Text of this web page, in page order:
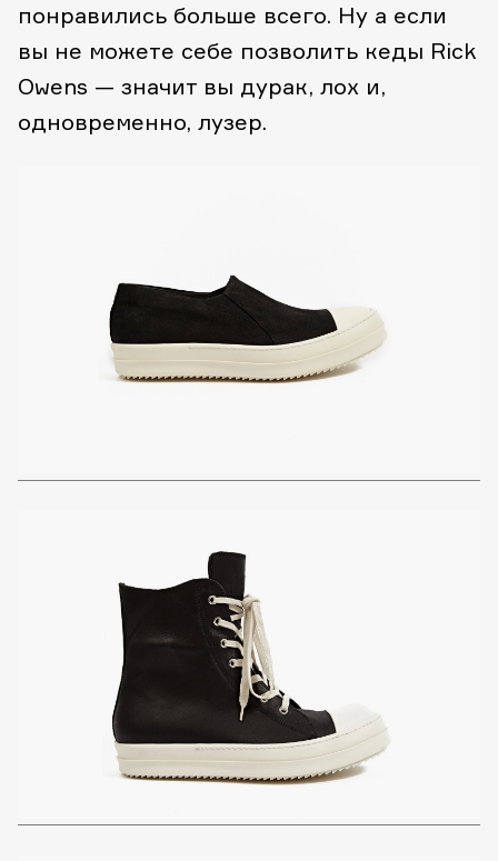
понравились больше всего. Ну а если
вы не можете себе позволить кеды Rick
Owens — значит вы дурак, лох и,
одновременно, лузер.